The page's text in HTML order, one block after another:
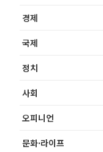
경제
국제
정치
사회
오피니언
문화·라이프